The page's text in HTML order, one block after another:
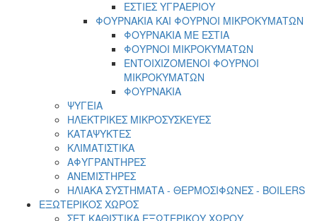
ΕΣΤΙΕΣ ΥΓΡΑΕΡΙΟΥ
ΦΟΥΡΝΑΚΙΑ ΚΑΙ ΦΟΥΡΝΟΙ ΜΙΚΡΟΚΥΜΑΤΩΝ
ΦΟΥΡΝΑΚΙΑ ΜΕ ΕΣΤΙΑ
ΦΟΥΡΝΟΙ ΜΙΚΡΟΚΥΜΑΤΩΝ
ΕΝΤΟΙΧΙΖΟΜΕΝΟΙ ΦΟΥΡΝΟΙ
ΜΙΚΡΟΚΥΜΑΤΩΝ
ΦΟΥΡΝΑΚΙΑ
ΨΥΓΕΙΑ
ΗΛΕΚΤΡΙΚΕΣ ΜΙΚΡΟΣΥΣΚΕΥΕΣ
ΚΑΤΑΨΥΚΤΕΣ
ΚΛΙΜΑΤΙΣΤΙΚΑ
ΑΦΥΓΡΑΝΤΗΡΕΣ
ΑΝΕΜΙΣΤΗΡΕΣ
ΗΛΙΑΚΑ ΣΥΣΤΗΜΑΤΑ - ΘΕΡΜΟΣΙΦΩΝΕΣ - BOILERS
ΕΞΩΤΕΡΙΚΟΣ ΧΩΡΟΣ